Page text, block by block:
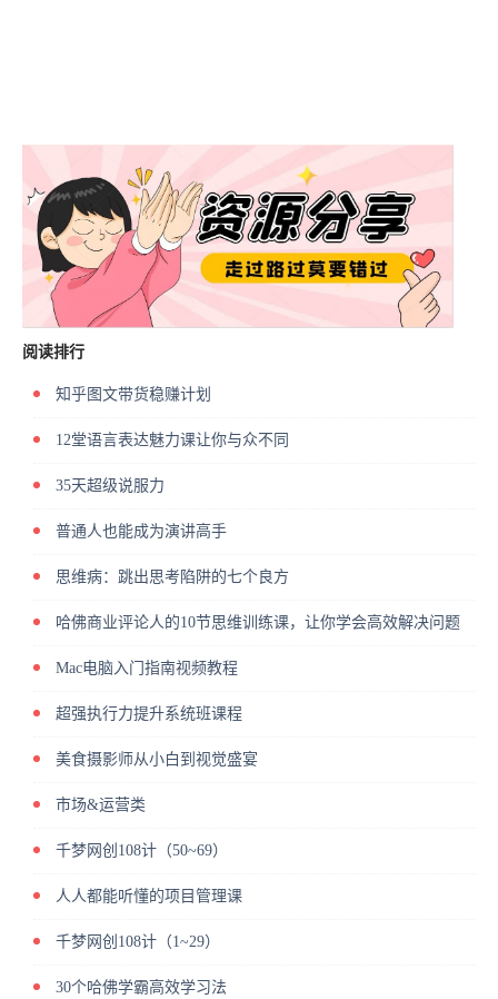
阅读排行
知乎图文带货稳赚计划
12堂语言表达魅力课让你与众不同
35天超级说服力
普通人也能成为演讲高手
思维病：跳出思考陷阱的七个良方
哈佛商业评论人的10节思维训练课，让你学会高效解决问题
Mac电脑入门指南视频教程
超强执行力提升系统班课程
美食摄影师从小白到视觉盛宴
市场&运营类
千梦网创108计（50~69）
人人都能听懂的项目管理课
千梦网创108计（1~29）
30个哈佛学霸高效学习法